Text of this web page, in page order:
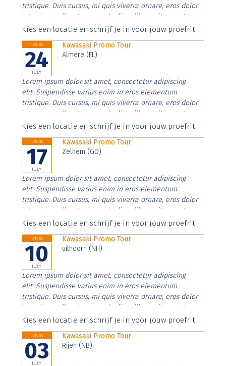
tristique. Duis cursus, mi quis viverra ornare, eros dolor
interdum nulla, ut commodo diam libero vitae erat.
Aenean faucibus nibh et justo cursus id rutrum lorem
Kies een locatie en schrijf je in voor jouw proefrit
Friday
24
JULY
Kawasaki Promo Tour
Almere (FL)
Lorem ipsum dolor sit amet, consectetur adipiscing
elit. Suspendisse varius enim in eros elementum
tristique. Duis cursus, mi quis viverra ornare, eros dolor
interdum nulla, ut commodo diam libero vitae erat.
Aenean faucibus nibh et justo cursus id rutrum lorem
Kies een locatie en schrijf je in voor jouw proefrit
Friday
17
JULY
Kawasaki Promo Tour
Zelhem (GD)
Lorem ipsum dolor sit amet, consectetur adipiscing
elit. Suspendisse varius enim in eros elementum
tristique. Duis cursus, mi quis viverra ornare, eros dolor
interdum nulla, ut commodo diam libero vitae erat.
Aenean faucibus nibh et justo cursus id rutrum lorem
Kies een locatie en schrijf je in voor jouw proefrit
Friday
10
JULY
Kawasaki Promo Tour
uithoorn (NH)
Lorem ipsum dolor sit amet, consectetur adipiscing
elit. Suspendisse varius enim in eros elementum
tristique. Duis cursus, mi quis viverra ornare, eros dolor
interdum nulla, ut commodo diam libero vitae erat.
Aenean faucibus nibh et justo cursus id rutrum lorem
Kies een locatie en schrijf je in voor jouw proefrit
Friday
03
JULY
Kawasaki Promo Tour
Rijen (NB)